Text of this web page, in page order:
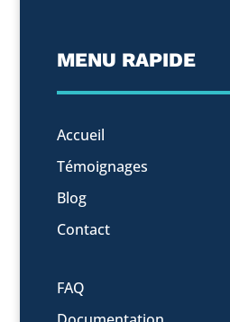
MENU RAPIDE
Accueil
Témoignages
Blog
Contact
FAQ